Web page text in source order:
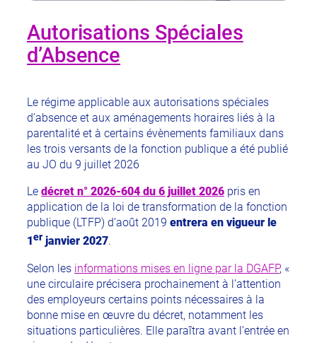
Autorisations Spéciales
d’Absence
Le régime applicable aux autorisations spéciales
d’absence et aux aménagements horaires liés à la
parentalité et à certains évènements familiaux dans
les trois versants de la fonction publique a été publié
au JO du 9 juillet 2026
Le décret n° 2026-604 du 6 juillet 2026 pris en
application de la loi de transformation de la fonction
publique (LTFP) d’août 2019 entrera en vigueur le
1er janvier 2027.
Selon les informations mises en ligne par la DGAFP, «
une circulaire précisera prochainement à l’attention
des employeurs certains points nécessaires à la
bonne mise en œuvre du décret, notamment les
situations particulières. Elle paraîtra avant l’entrée en